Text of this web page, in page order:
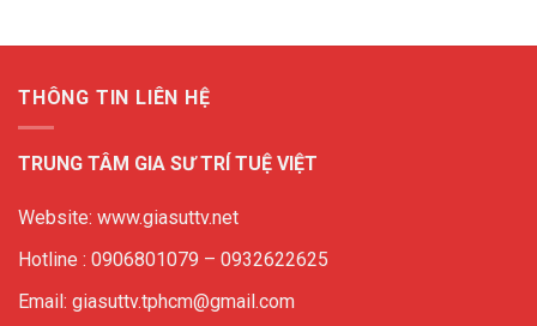
THÔNG TIN LIÊN HỆ
TRUNG TÂM GIA SƯ TRÍ TUỆ VIỆT
Website: www.giasuttv.net
Hotline : 0906801079 – 0932622625
Email: giasuttv.tphcm@gmail.com